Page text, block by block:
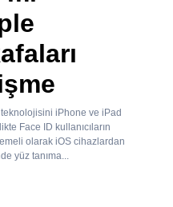
iPhone ve iPad
Face ID kullanıcıların
olarak iOS cihazlardan
yüz tanıma...